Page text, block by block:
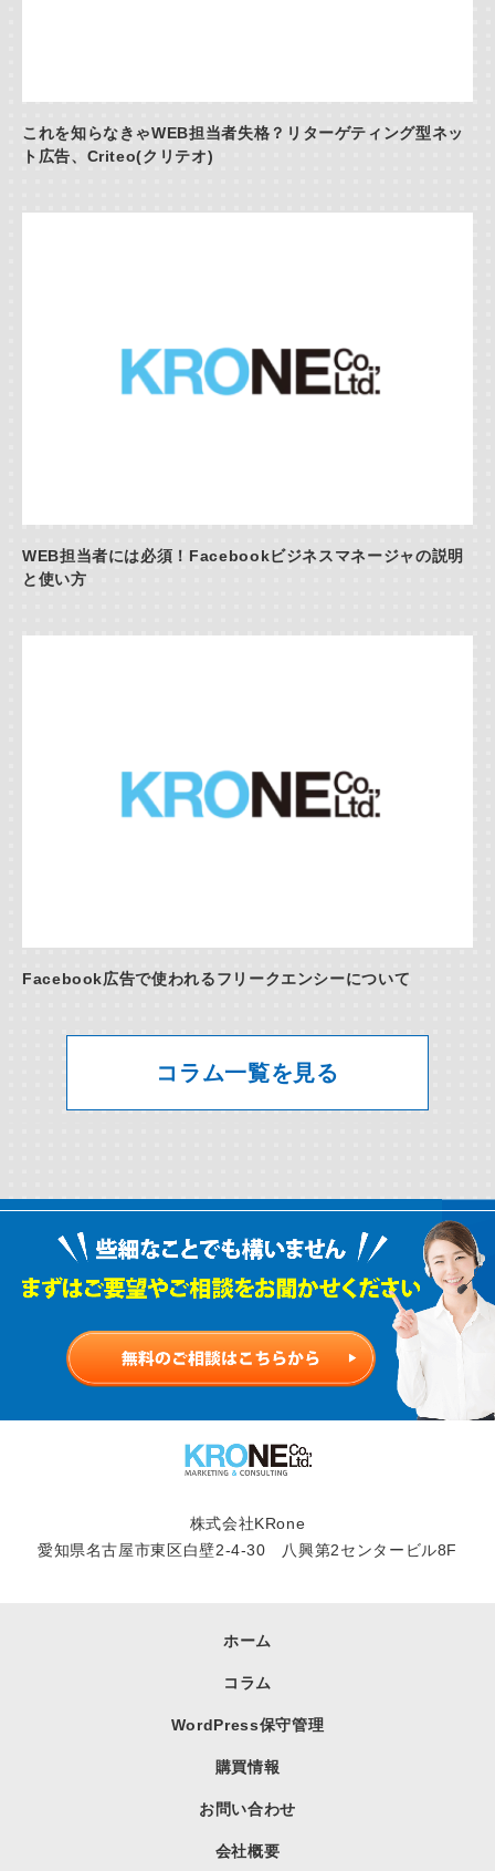
これを知らなきゃWEB担当者失格？リターゲティング型ネッ
ト広告、Criteo(クリテオ)
WEB担当者には必須！Facebookビジネスマネージャの説明
と使い方
Facebook広告で使われるフリークエンシーについて
コラム一覧を見る
株式会社KRone
愛知県名古屋市東区白壁2-4-30 八興第2センタービル8F
ホーム
コラム
WordPress保守管理
購買情報
お問い合わせ
会社概要